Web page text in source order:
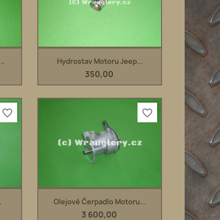
 Rychlý náhled
Hydrostav Motoru Jeep...
350,00
favorite_border
Rychlý náhled
Olejové Čerpadlo Motoru...
3 600,00
favorite_border